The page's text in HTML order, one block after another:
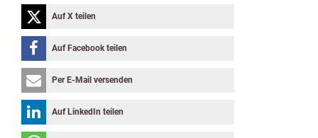
Auf X teilen
Auf Facebook teilen
Per E-Mail versenden
Auf LinkedIn teilen